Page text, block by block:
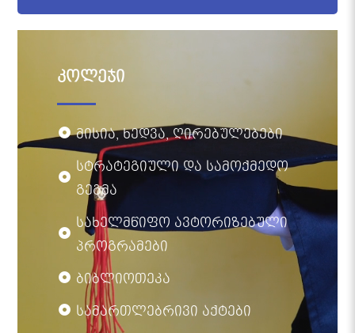
კოლეჯი
მისია, ხედვა, ღირებულებები
სტრატეგიული და სამოქმედო
გეგმა
სახელმწიფო ავტორიზებული
პროგრამები
ბიბლიოთეკა
სამართლებრივი აქტები